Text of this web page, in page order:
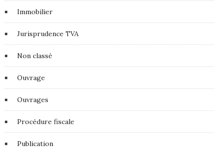
Immobilier
Jurisprudence TVA
Non classé
Ouvrage
Ouvrages
Procédure fiscale
Publication